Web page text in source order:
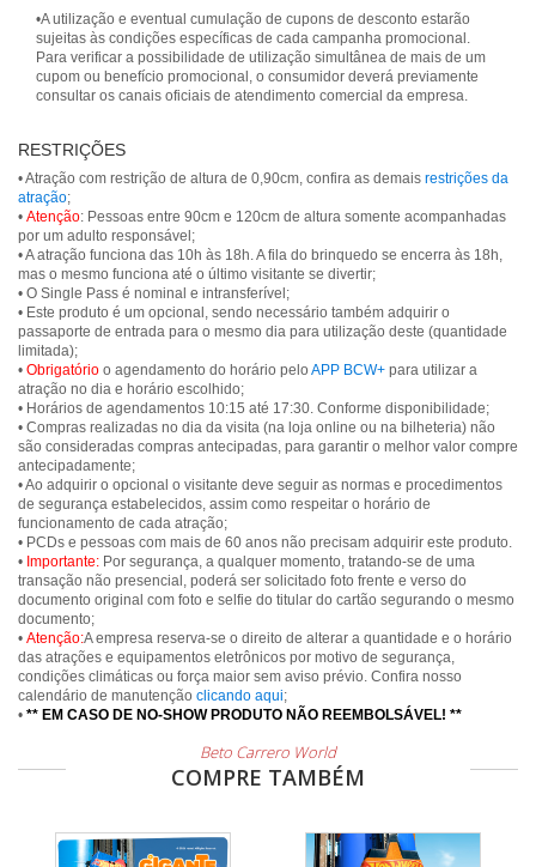
•A utilização e eventual cumulação de cupons de desconto estarão
sujeitas às condições específicas de cada campanha promocional.
Para verificar a possibilidade de utilização simultânea de mais de um
cupom ou benefício promocional, o consumidor deverá previamente
consultar os canais oficiais de atendimento comercial da empresa.
RESTRIÇÕES
• Atração com restrição de altura de 0,90cm, confira as demais restrições da
atração;
• Atenção: Pessoas entre 90cm e 120cm de altura somente acompanhadas
por um adulto responsável;
• A atração funciona das 10h às 18h. A fila do brinquedo se encerra às 18h,
mas o mesmo funciona até o último visitante se divertir;
• O Single Pass é nominal e intransferível;
• Este produto é um opcional, sendo necessário também adquirir o
passaporte de entrada para o mesmo dia para utilização deste (quantidade
limitada);
• Obrigatório o agendamento do horário pelo APP BCW+ para utilizar a
atração no dia e horário escolhido;
• Horários de agendamentos 10:15 até 17:30. Conforme disponibilidade;
• Compras realizadas no dia da visita (na loja online ou na bilheteria) não
são consideradas compras antecipadas, para garantir o melhor valor compre
antecipadamente;
• Ao adquirir o opcional o visitante deve seguir as normas e procedimentos
de segurança estabelecidos, assim como respeitar o horário de
funcionamento de cada atração;
• PCDs e pessoas com mais de 60 anos não precisam adquirir este produto.
• Importante: Por segurança, a qualquer momento, tratando-se de uma
transação não presencial, poderá ser solicitado foto frente e verso do
documento original com foto e selfie do titular do cartão segurando o mesmo
documento;
• Atenção:A empresa reserva-se o direito de alterar a quantidade e o horário
das atrações e equipamentos eletrônicos por motivo de segurança,
condições climáticas ou força maior sem aviso prévio. Confira nosso
calendário de manutenção clicando aqui;
• ** EM CASO DE NO-SHOW PRODUTO NÃO REEMBOLSÁVEL! **
Beto Carrero World
COMPRE TAMBÉM